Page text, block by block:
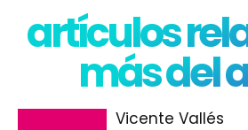
artículos
más del
Vicente Vallés